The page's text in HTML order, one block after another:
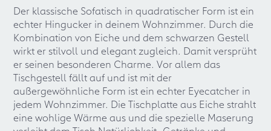
Der klassische Sofatisch in quadratischer Form ist ein
echter Hingucker in deinem Wohnzimmer. Durch die
Kombination von Eiche und dem schwarzen Gestell
wirkt er stilvoll und elegant zugleich. Damit versprüht
er seinen besonderen Charme. Vor allem das
Tischgestell fällt auf und ist mit der
außergewöhnliche Form ist ein echter Eyecatcher in
jedem Wohnzimmer. Die Tischplatte aus Eiche strahlt
eine wohlige Wärme aus und die spezielle Maserung